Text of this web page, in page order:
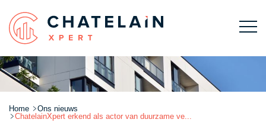
Home
Ons nieuws
ChatelainXpert erkend als actor van duurzame ve...